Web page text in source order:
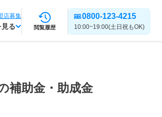
店募集
見る 閲覧履歴
0800-123-4215
10:00~19:00(土日祝もOK)
補助金・助成金